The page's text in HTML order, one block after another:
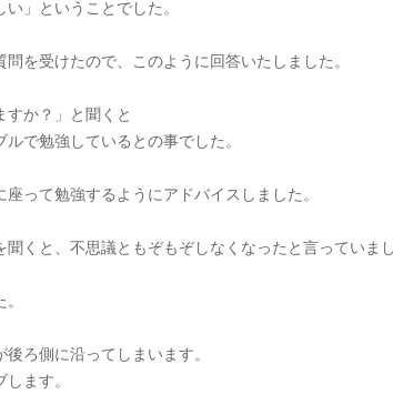
い」ということでした。
を受けたので、このように回答いたしました。
すか？」と聞くと
で勉強しているとの事でした。
って勉強するようにアドバイスしました。
くと、不思議ともぞもぞしなくなったと言っていまし
ろ側に沿ってしまいます。
ます。